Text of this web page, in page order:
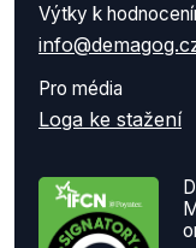
Výtky k
Pro média
Loga ke stažení